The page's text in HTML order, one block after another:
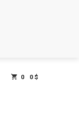
0 0 $